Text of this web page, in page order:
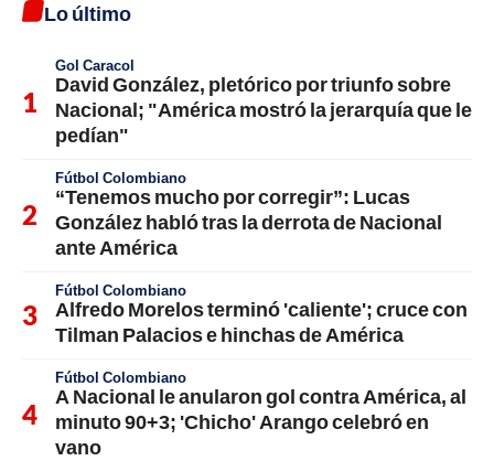
Lo último
Gol Caracol
David González, pletórico por triunfo sobre
Nacional; "América mostró la jerarquía que le
pedían"
Fútbol Colombiano
“Tenemos mucho por corregir”: Lucas
González habló tras la derrota de Nacional
ante América
Fútbol Colombiano
Alfredo Morelos terminó 'caliente'; cruce con
Tilman Palacios e hinchas de América
Fútbol Colombiano
A Nacional le anularon gol contra América, al
minuto 90+3; 'Chicho' Arango celebró en
vano